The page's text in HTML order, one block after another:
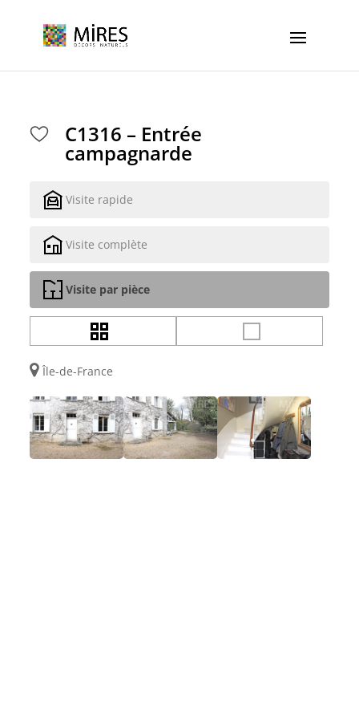
C1316 – Entrée
campagnarde
Visite rapide
Visite complète
Visite par pièce
Île-de-France